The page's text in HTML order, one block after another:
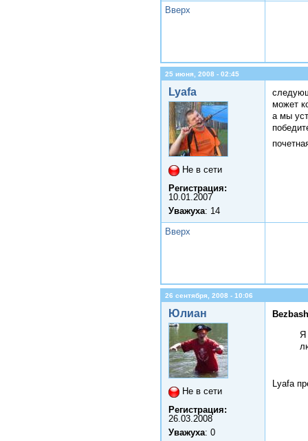
Вверх
25 июня, 2008 - 02:45
Lyafa
Не в сети
Регистрация:
10.01.2007
Уважуха: 14
может
а мы
Вверх
26 сентября, 2008 - 10:06
Юлиан
Не в сети
Регистрация:
26.03.2008
Уважуха: 0
Я
Lyafa